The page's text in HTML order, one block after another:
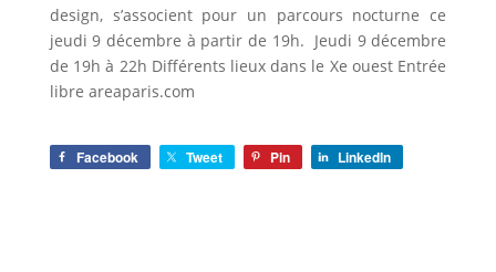
design, s’associent pour un parcours nocturne ce
jeudi 9 décembre à partir de 19h. Jeudi 9 décembre
de 19h à 22h Différents lieux dans le Xe ouest Entrée
libre areaparis.com
Facebook Tweet Pin LinkedIn